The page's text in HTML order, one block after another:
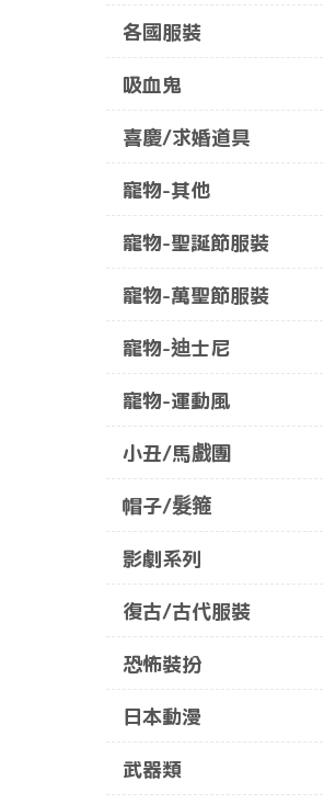
各國服裝
吸血鬼
喜慶/求婚道具
寵物-其他
寵物-聖誕節服裝
寵物-萬聖節服裝
寵物-迪士尼
寵物-運動風
小丑/馬戲團
帽子/髮箍
影劇系列
復古/古代服裝
恐怖裝扮
日本動漫
武器類